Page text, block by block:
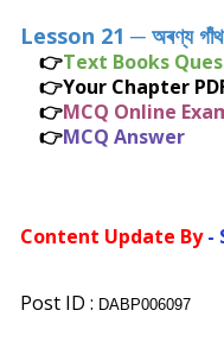
Lesson 21 ─ অৰণ্য
👉Text Books
👉Your Chapter
👉MCQ Online
👉MCQ Answer
Content Update By-
Post ID : DABP006097